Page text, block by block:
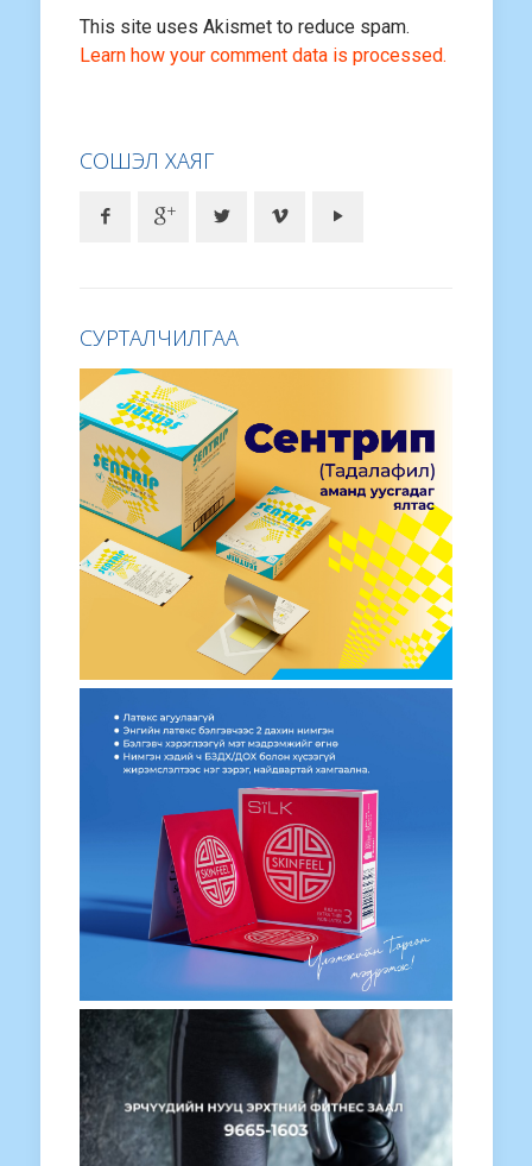
This site uses Akismet to reduce spam.
Learn how your comment data is processed.
СОШЭЛ ХАЯГ
СУРТАЛЧИЛГАА